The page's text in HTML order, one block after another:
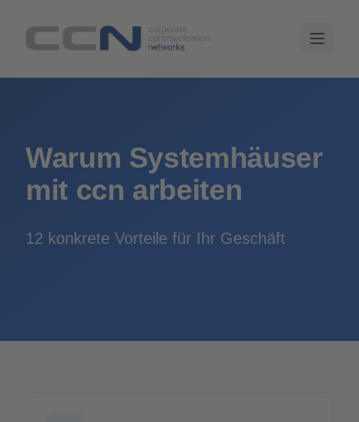
Warum Systemhäuser
mit ccn arbeiten
12 konkrete Vorteile für Ihr Geschäft